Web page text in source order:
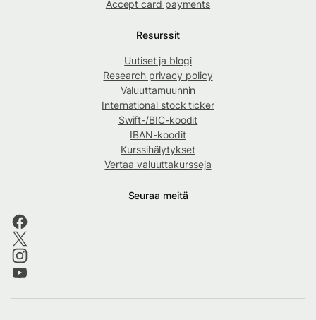
Accept card payments
Resurssit
Uutiset ja blogi
Research privacy policy
Valuuttamuunnin
International stock ticker
Swift-/BIC-koodit
IBAN-koodit
Kurssihälytykset
Vertaa valuuttakursseja
Seuraa meitä